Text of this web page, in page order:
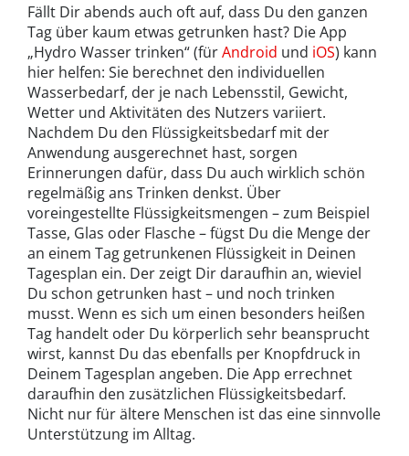
Fällt Dir abends auch oft auf, dass Du den ganzen
Tag über kaum etwas getrunken hast? Die App
„Hydro Wasser trinken“ (fürAndroid und iOS) kann
hier helfen: Sie berechnet den individuellen
Wasserbedarf, der je nach Lebensstil, Gewicht,
Wetter und Aktivitäten des Nutzers variiert.
Nachdem Du den Flüssigkeitsbedarf mit der
Anwendung ausgerechnet hast, sorgen
Erinnerungen dafür, dass Du auch wirklich schön
regelmäßig ans Trinken denkst. Über
voreingestellte Flüssigkeitsmengen – zum Beispiel
Tasse, Glas oder Flasche – fügst Du die Menge der
an einem Tag getrunkenen Flüssigkeit in Deinen
Tagesplan ein. Der zeigt Dir daraufhin an, wieviel
Du schon getrunken hast – und noch trinken
musst. Wenn es sich um einen besonders heißen
Tag handelt oder Du körperlich sehr beansprucht
wirst, kannst Du das ebenfalls per Knopfdruck in
Deinem Tagesplan angeben. Die App errechnet
daraufhin den zusätzlichen Flüssigkeitsbedarf.
Nicht nur für ältere Menschen ist das eine sinnvolle
Unterstützung im Alltag.